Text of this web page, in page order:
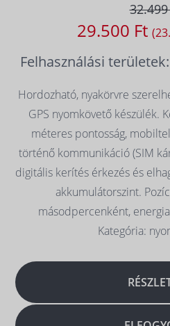
29.500 Ft
Felhasználási területek:
Hordozható, nyakörvre
GPS nyomkövető készülék.
méteres pontosság,
történő kommunikáció (SIM
digitális kerítés érkezés és
akkumulátorszint.
másodpercenként,
Kategória: